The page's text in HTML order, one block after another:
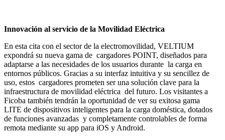
Innovación al servicio de la Movilidad Eléctrica
En esta cita con el sector de la electromovilidad, VELTIUM
expondrá su nueva gama de cargadores POINT, diseñados para
adaptarse a las necesidades de los usuarios durante la carga en
entornos públicos. Gracias a su interfaz intuitiva y su sencillez de
uso, estos cargadores prometen ser una solución clave para la
infraestructura de movilidad eléctrica del futuro. Los visitantes a
Ficoba también tendrán la oportunidad de ver su exitosa gama
LITE de dispositivos inteligentes para la carga doméstica, dotados
de funciones avanzadas y completamente controlables de forma
remota mediante su app para iOS y Android.